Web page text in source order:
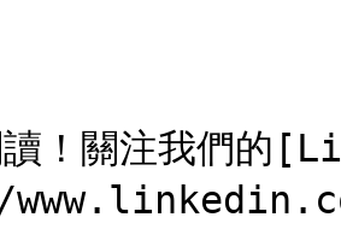
讀！關注我們的